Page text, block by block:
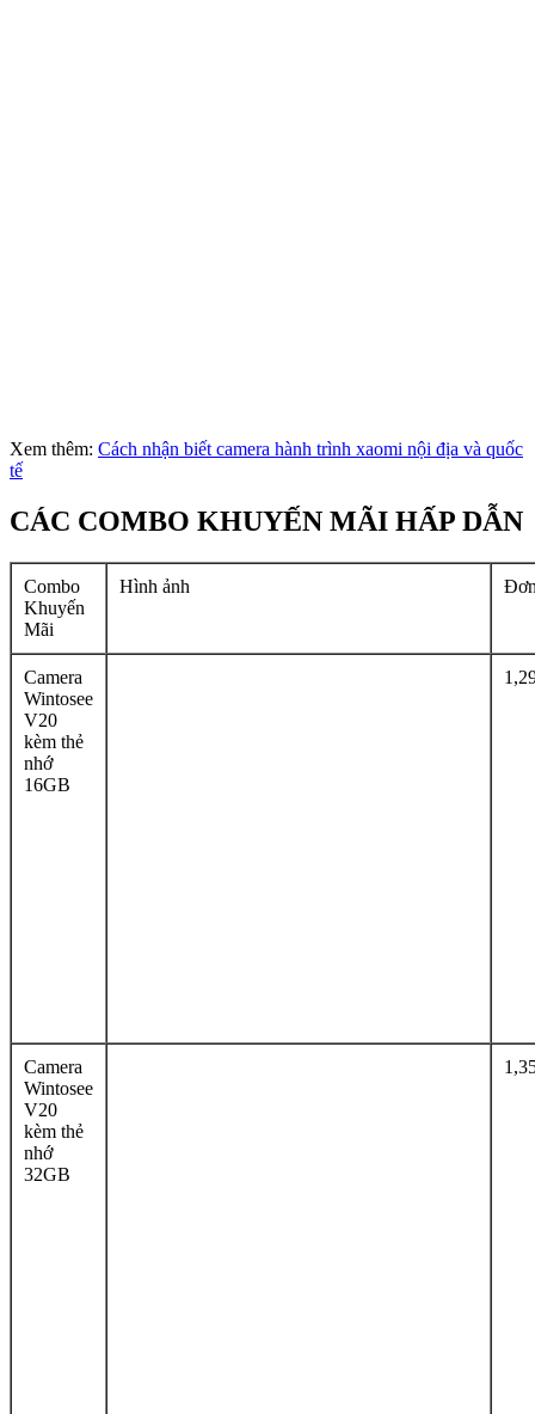
Xem thêm: Cách nhận biết camera hành trình xaomi nội địa và quốc
tế
CÁC COMBO KHUYẾN MÃI HẤP DẪN
Combo
Khuyến
Mãi
Hình ảnh
Camera
Wintosee
V20
kèm thẻ
nhớ
16GB
Camera
Wintosee
V20
kèm thẻ
nhớ
32GB